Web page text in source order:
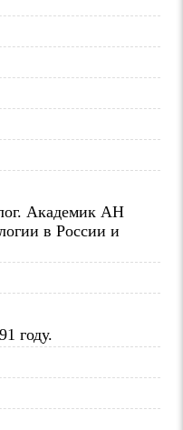
Академик АН
в России и
году.